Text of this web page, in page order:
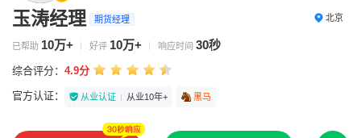
玉涛经理 期货经理 北京
已帮助 10万+ 好评 10万+ 响应时间 30秒
综合评分： 4.9分
官方认证： 从业认证 从业10年+ 黑马